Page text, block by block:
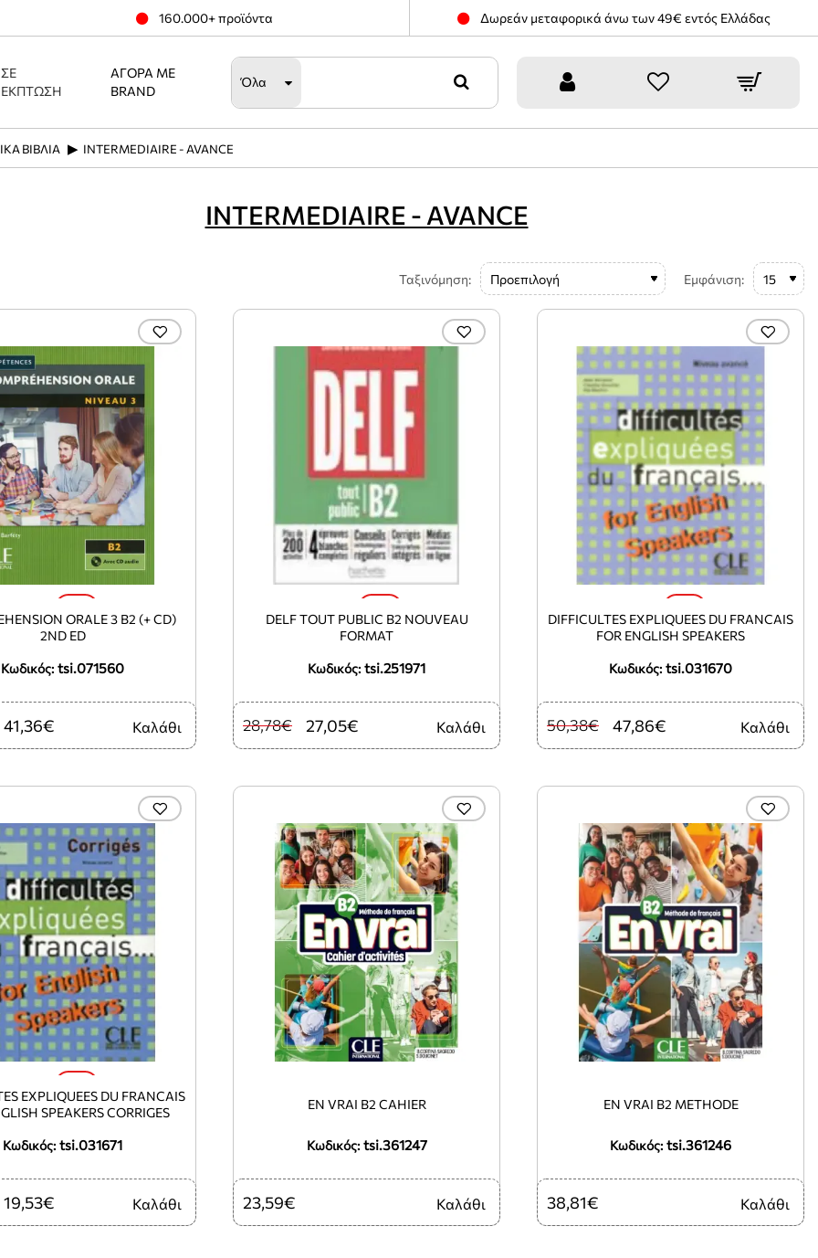
160.000+ προϊόντα Δωρεάν μεταφορικά άνω των 49€ εντός Ελλάδας
ΣΕ
ΈΚΠΤΩΣΗ
ΑΓΟΡΆ ΜΕ
BRAND
Όλα
ΒΙΒΛΙΑ INTERMEDIAIRE - AVANCE
INTERMEDIAIRE - AVANCE
Ταξινόμηση: Εμφάνιση:
Κωδικός: tsi.071560
ORALE 3 B2 (+ CD)
2ND ED
41,36€ Καλάθι
Κωδικός: tsi.251971
DELF TOUT PUBLIC B2 NOUVEAU
FORMAT
27,05€
28,78€ Καλάθι
Κωδικός: tsi.031670
DIFFICULTES EXPLIQUEES DU FRANCAIS
FOR ENGLISH SPEAKERS
47,86€
50,38€ Καλάθι
Κωδικός: tsi.031671
EXPLIQUEES DU FRANCAIS
SPEAKERS CORRIGES
19,53€ Καλάθι
Κωδικός: tsi.361247
EN VRAI B2 CAHIER
23,59€ Καλάθι
Κωδικός: tsi.361246
EN VRAI B2 METHODE
38,81€ Καλάθι